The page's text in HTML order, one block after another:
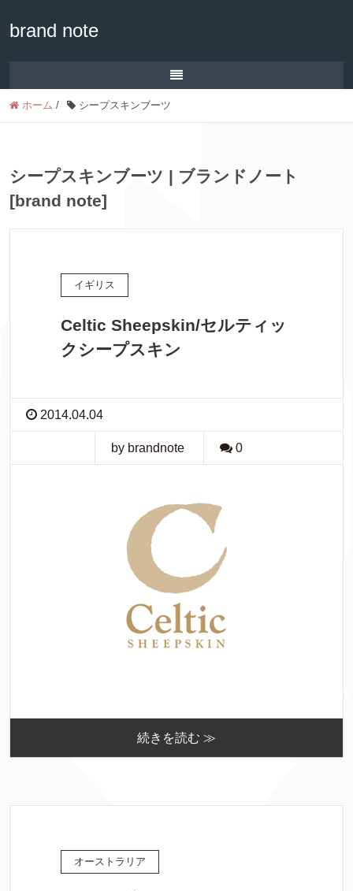
brand note
ホーム / シープスキンブーツ
シープスキンブーツ | ブランドノート
[brand note]
イギリス
Celtic Sheepskin/セルティッ
クシープスキン
2014.04.04
by brandnote 0
続きを読む ≫
オーストラリア